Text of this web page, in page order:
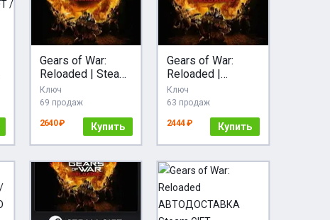
Gears of War:
Reloaded | Steam
RU+UA+KZ+CIS+A
R+TR+CN
Ключ
69 продаж
2640 ₽ Купить
Gears of War:
Reloaded |
АВТОДОСТАВКА
[RU Steam Gift]
Ключ
63 продаж
2444 ₽ Купить